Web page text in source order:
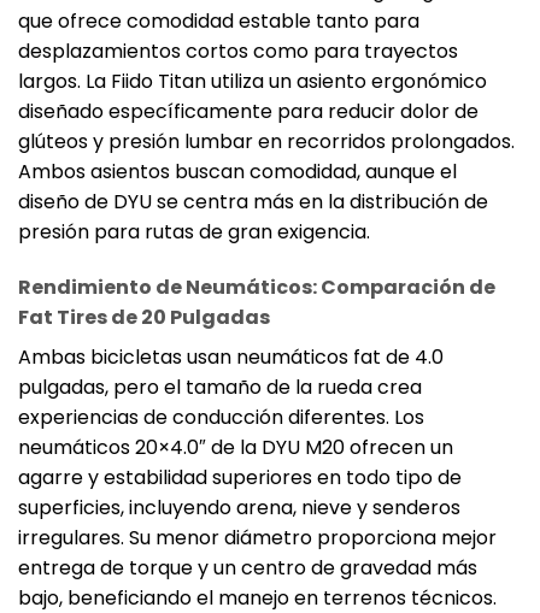
que ofrece comodidad estable tanto para
desplazamientos cortos como para trayectos
largos. La Fiido Titan utiliza un asiento ergonómico
diseñado específicamente para reducir dolor de
glúteos y presión lumbar en recorridos prolongados.
Ambos asientos buscan comodidad, aunque el
diseño de DYU se centra más en la distribución de
presión para rutas de gran exigencia.
Rendimiento de Neumáticos: Comparación de
Fat Tires de 20 Pulgadas
Ambas bicicletas usan neumáticos fat de 4.0
pulgadas, pero el tamaño de la rueda crea
experiencias de conducción diferentes. Los
neumáticos 20×4.0″ de la DYU M20 ofrecen un
agarre y estabilidad superiores en todo tipo de
superficies, incluyendo arena, nieve y senderos
irregulares. Su menor diámetro proporciona mejor
entrega de torque y un centro de gravedad más
bajo, beneficiando el manejo en terrenos técnicos.